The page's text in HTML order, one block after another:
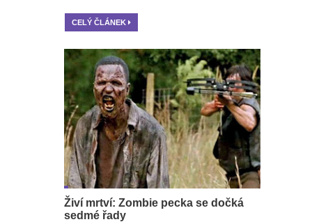
CELÝ ČLÁNEK
Živí mrtví: Zombie pecka se dočká
sedmé řady